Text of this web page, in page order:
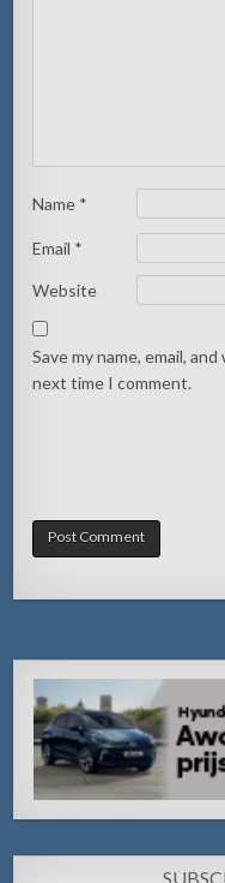
Name *
Email *
Website
Save my name, email,
next time I comment.